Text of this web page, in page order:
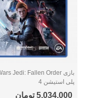
پلی استیشن 4
5,034,000 تومان